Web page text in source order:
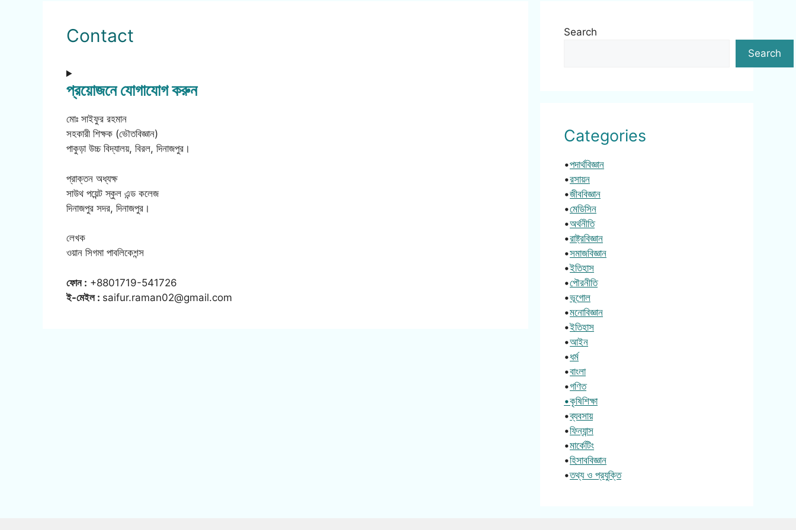
Contact
প্রয়োজনে যোগাযোগ করুন
মোঃ সাইফুর রহমান
সহকারী শিক্ষক (ভৌতবিজ্ঞান)
পাকুড়া উচ্চ বিদ্যালয়, বিরল, দিনাজপুর।
প্রাক্তন অধ্যক্ষ
সাউথ পয়েন্ট স্কুল এন্ড কলেজ
দিনাজপুর সদর, দিনাজপুর।
লেখক
ওয়ান সিগমা পাবলিকেশন্স
ফোন : +8801719-541726
ই-মেইল : saifur.raman02@gmail.com
Search
Search
Categories
•পদার্থবিজ্ঞান
•রসায়ন
•জীববিজ্ঞান
•মেডিসিন
•অর্থনীতি
•রাষ্ট্রবিজ্ঞান
•সমাজবিজ্ঞান
•ইতিহাস
•পৌরনীতি
•ভূগোল
•মনোবিজ্ঞান
•ইতিহাস
•আইন
•ধর্ম
•বাংলা
•গণিত
•কৃষিশিক্ষা
•ব্যবসায়
•ফিন্যান্স
•মার্কেটিং
•হিসাববিজ্ঞান
•তথ্য ও প্রযুক্তি